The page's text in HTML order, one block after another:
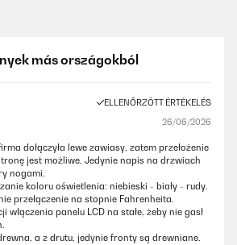
más országokból
ELLENŐRZÖTT ÉRTÉKELÉS
26/06/2026
dołączyła lewe zawiasy, zatem przełożenie
jest możliwe. Jedynie napis na drzwiach
nogami.
koloru oświetlenia: niebieski - biały - rudy.
przełączenie na stopnie Fahrenheita.
włączenia panelu LCD na stałe, żeby nie gasł
a z drutu, jedynie fronty są drewniane.